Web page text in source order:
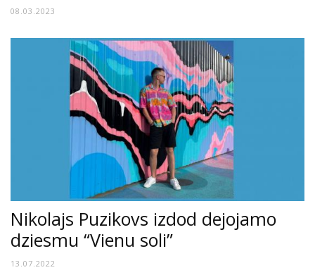
08.03.2023
Nikolajs Puzikovs izdod dejojamo
dziesmu “Vienu soli”
13.07.2022